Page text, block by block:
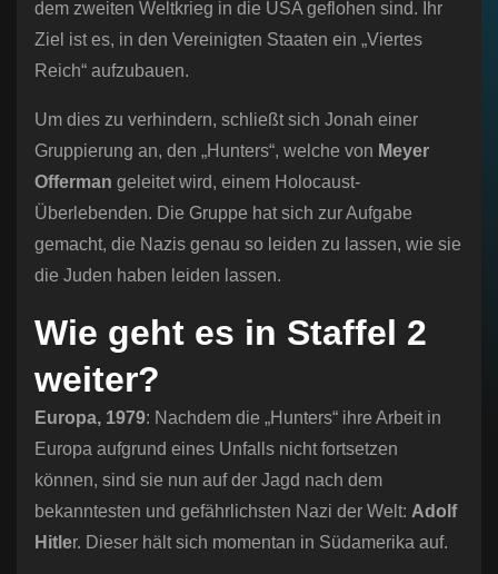
dem zweiten Weltkrieg in die USA geflohen sind. Ihr
Ziel ist es, in den Vereinigten Staaten ein „Viertes
Reich“ aufzubauen.
Um dies zu verhindern, schließt sich Jonah einer
Gruppierung an, den „Hunters“, welche von Meyer
Offerman geleitet wird, einem Holocaust-
Überlebenden. Die Gruppe hat sich zur Aufgabe
gemacht, die Nazis genau so leiden zu lassen, wie sie
die Juden haben leiden lassen.
Wie geht es in Staffel 2
weiter?
Europa, 1979: Nachdem die „Hunters“ ihre Arbeit in
Europa aufgrund eines Unfalls nicht fortsetzen
können, sind sie nun auf der Jagd nach dem
bekanntesten und gefährlichsten Nazi der Welt: Adolf
Hitler. Dieser hält sich momentan in Südamerika auf.